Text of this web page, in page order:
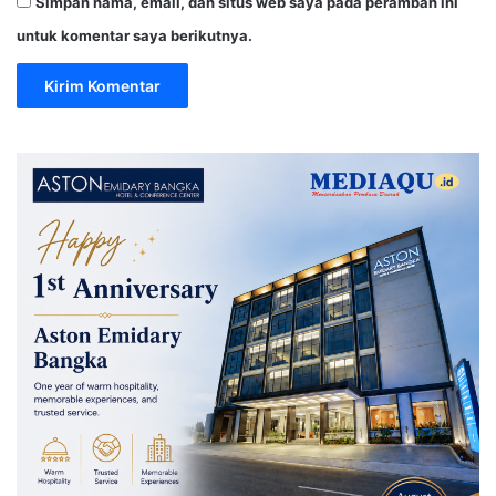
untuk komentar saya berikutnya.